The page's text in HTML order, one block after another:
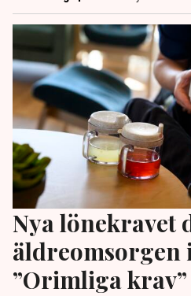
Nya lönekravet
äldreomsorgen
”Orimliga krav”